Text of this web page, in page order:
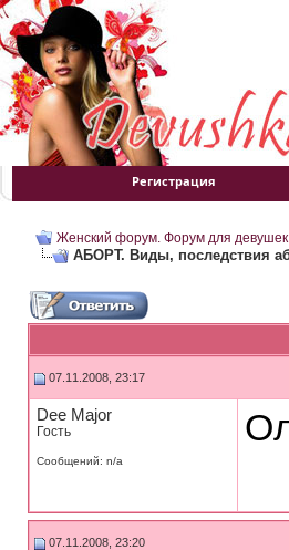
Регистрация
Женский форум. Форум для
АБОРТ. Виды, последствия
07.11.2008, 23:17
Dee Major
Гость
Сообщений: n/a
07.11.2008, 23:20